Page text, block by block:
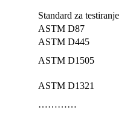
Standard za testiranje
ASTM D87
ASTM D445
ASTM D1505
ASTM D1321
…………